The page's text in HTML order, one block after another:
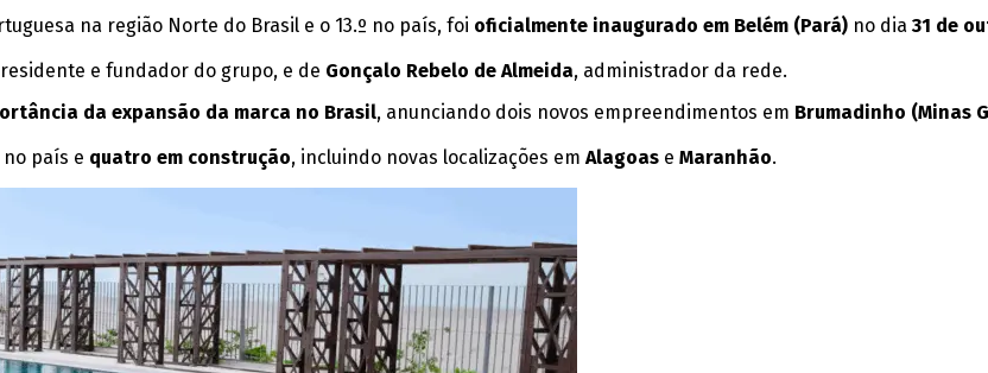
na região Norte do Brasil e o 13.º no país, foi oficialmente inaugurado em Belém (Pará)no dia 31 de
e fundador do grupo, e de Gonçalo Rebelo de Almeida, administrador da rede.
da expansão da marca no Brasil, anunciando dois novos empreendimentos em Brumadinho (Minas
no país e quatro em construção, incluindo novas localizações em Alagoase Maranhão.